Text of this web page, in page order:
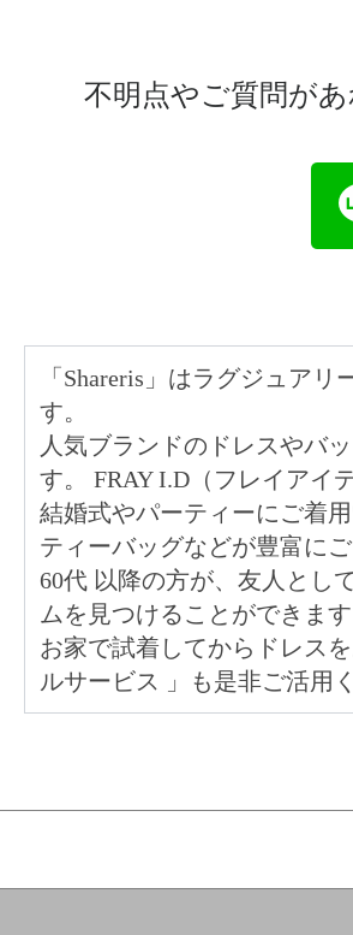
不明点やご質問が
「Shareris」はラグジュア
す。
人気ブランドのドレスやバ
す。 FRAY I.D（フレイアイ
結婚式やパーティーにご着
ティーバッグなどが豊富に
60代 以降の方が、友人とし
ムを見つけることができます
お家で試着してからドレス
ルサービス
」も是非ご活用